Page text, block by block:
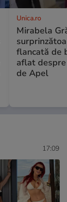
Unica.ro
Mirabela
flancată de
aflat
de Apel
17:09